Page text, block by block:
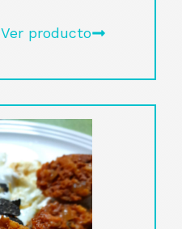
Ver producto